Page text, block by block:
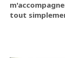
tout